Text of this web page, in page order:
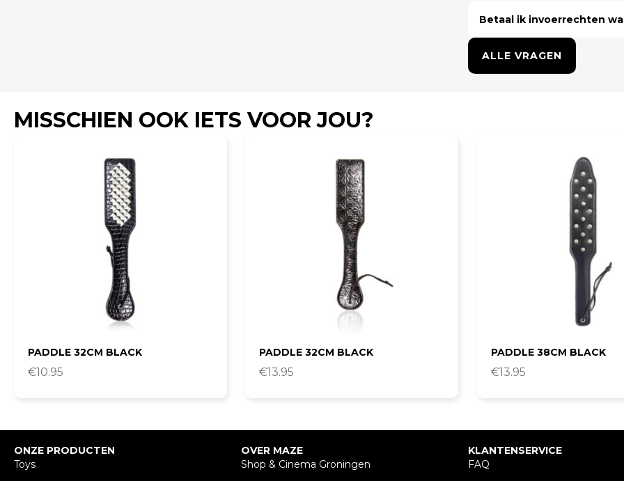
Betaal ik invoerrechten
ALLE VRAGEN
MISSCHIEN OOK IETS VOOR JOU?
PADDLE 32CM BLACK
€10.95
PADDLE 32CM BLACK
€13.95
PADDLE 38CM BLACK
€13.95
ONZE PRODUCTEN
Toys
OVER MAZE
Shop & Cinema Groningen
KLANTENSERVICE
FAQ